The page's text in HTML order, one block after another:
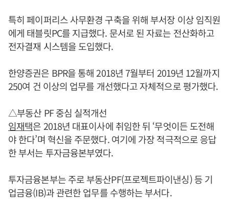
특히 페이퍼리스 사무환경 구축을 위해 부서장 이상 임직원
에게 태블릿PC를 지급했다. 문서로 된 자료는 전산화하고
전자결재 시스템을 도입했다.
한양증권은 BPR을 통해 2018년 7월부터 2019년 12월까지
250여 건 이상의 업무를 개선했다고 자체적으로 평가했다.
△부동산 PF 중심 실적개선
임재택은 2018년 대표이사에 취임한 뒤 ‘무엇이든 도전해
야 한다’며 혁신을 주문했다. 여기에 가장 적극적으로 응답
한 부서는 투자금융본부였다.
투자금융본부는 주로 부동산PF(프로젝트파이낸싱) 등 기
업금융(IB)과 관련한 업무를 수행하는 부서다.